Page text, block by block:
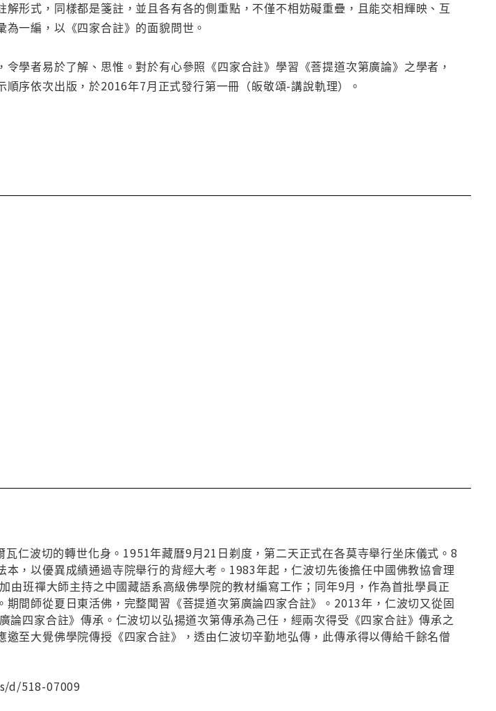
形式，同樣都是箋註，並且各有各的側重點，不僅不相妨礙重疊，且能交相輝映、互
一編，以《四家合註》的面貌問世。
學者易於了解、思惟。對於有心參照《四家合註》學習《菩提道次第廣論》之學者，
序依次出版，於2016年7月正式發行第一冊（皈敬頌-講說軌理）。
仁波切的轉世化身。1951年藏曆9月21日剃度，第二天正式在各莫寺舉行坐床儀式。8
，以優異成績通過寺院舉行的背經大考。1983年起，仁波切先後擔任中國佛教協會理
由班禪大師主持之中國藏語系高級佛學院的教材編寫工作；同年9月，作為首批學員正
間師從夏日東活佛，完整聞習《菩提道次第廣論四家合註》。2013年，仁波切又從固
論四家合註》傳承。仁波切以弘揚道次第傳承為己任，經兩次得受《四家合註》傳承之
至大覺佛學院傳授《四家合註》，透由仁波切辛勤地弘傳，此傳承得以傳給千餘名僧
d/518-07009